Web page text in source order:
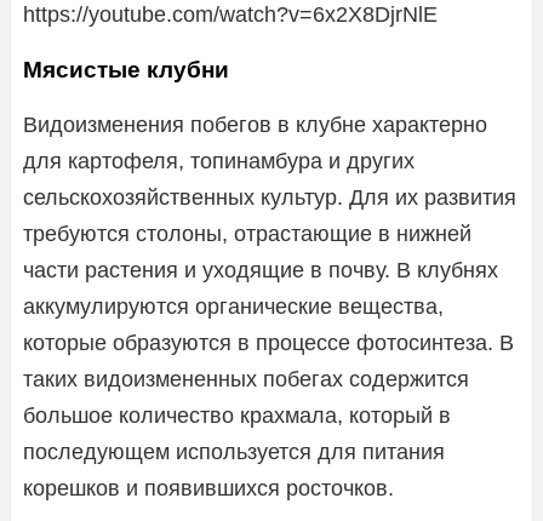
https://youtube.com/watch?v=6x2X8DjrNlE
Мясистые клубни
Видоизменения побегов в клубне характерно
для картофеля, топинамбура и других
сельскохозяйственных культур. Для их развития
требуются столоны, отрастающие в нижней
части растения и уходящие в почву. В клубнях
аккумулируются органические вещества,
которые образуются в процессе фотосинтеза. В
таких видоизмененных побегах содержится
большое количество крахмала, который в
последующем используется для питания
корешков и появившихся росточков.